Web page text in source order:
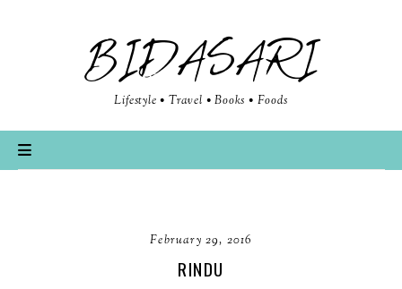
BIDASARI
Lifestyle • Travel • Books • Foods
February 29, 2016
RINDU